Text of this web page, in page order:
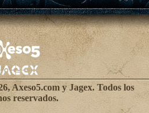
Axeso5.com y Jagex. Todos los
reservados.